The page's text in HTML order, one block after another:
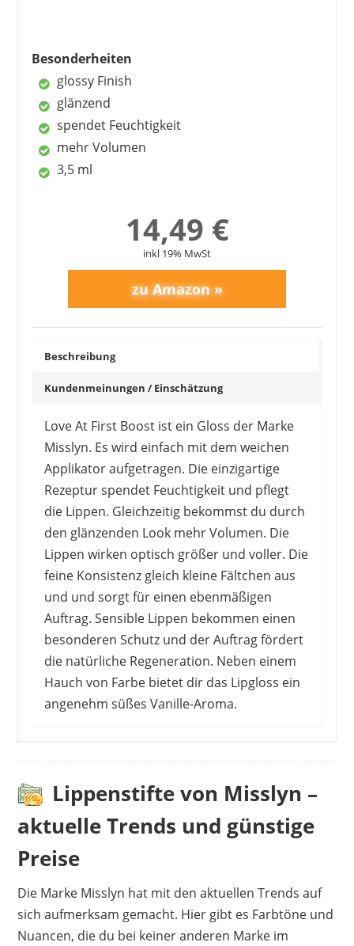
muss angespitzt werden
Besonderheiten
glossy Finish
glänzend
spendet Feuchtigkeit
mehr Volumen
3,5 ml
14,49 €
inkl 19% MwSt
Beschreibung
Kundenmeinungen / Einschätzung
Love At First Boost ist ein Gloss der Marke
Misslyn. Es wird einfach mit dem weichen
Applikator aufgetragen. Die einzigartige
Rezeptur spendet Feuchtigkeit und pflegt
die Lippen. Gleichzeitig bekommst du durch
den glänzenden Look mehr Volumen. Die
Lippen wirken optisch größer und voller. Die
feine Konsistenz gleich kleine Fältchen aus
und und sorgt für einen ebenmäßigen
Auftrag. Sensible Lippen bekommen einen
besonderen Schutz und der Auftrag fördert
die natürliche Regeneration. Neben einem
Hauch von Farbe bietet dir das Lipgloss ein
angenehm süßes Vanille-Aroma.
Dieses Gloss verwöhnt deine Sinne. Die
Kunden loben den süßlichen Duft und die
legen sich sanft auf deine Haut und
regenerieren sogar brüchige oder trockene
Stellen. Natürlich klebt das Lipgloss anfangs
etwas. Du musst den Auftrag zunächst
trocknen lassen. Auch die Haltbarkeit ist
eingeschränkt, sodass du den Lipgloss im
Alltag mehrfach nachziehen musst.
Lippenstifte von Misslyn –
aktuelle Trends und günstige
Preise
Die Marke Misslyn hat mit den aktuellen Trends auf
sich aufmerksam gemacht. Hier gibt es Farbtöne und
Nuancen, die du bei keiner anderen Marke im